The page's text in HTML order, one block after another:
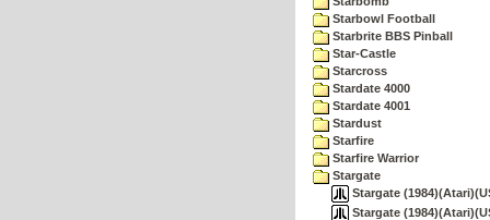
Starbowl Football
Starbrite BBS Pinball
Star-Castle
Starcross
Stardate 4000
Stardate 4001
Stardust
Starfire
Starfire Warrior
Stargate
Stargate
Stargate